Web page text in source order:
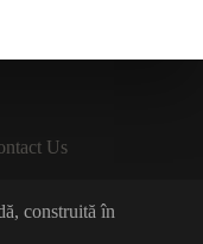
Us
construită în